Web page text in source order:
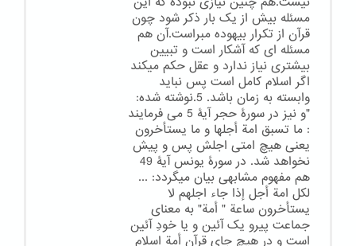
مسئله بیش از یک بار ذکر شود چون
قرآن از تکرار بیهوده مبراست.آن هم
مسئله ای که آشکار است و تبیین
بیشتری نیاز ندارد و عقل حکم میکند
اگر اسلام کامل است پس نباید
وابسته به زمان باشد. 5.نوشته شده:
"و نیز در سورۀ حجر آیۀ 5 می فرمایند
: ما تسبق امة أجلها و ما یستأخرون
یعنی هیچ امتی اجلش پس و پیش
نخواهد شد. در سورۀ یونس آیۀ 49
هم مفهوم مشابهی بیان میگردد: ...
لکل امة أجل إذا جاء اجلهم لا
یستأخرون ساعة " أمة" به معنای
جماعت پیرو یک آئین و یا خودِ آئین
است و در هیچ جای قرآن أمة اسلام